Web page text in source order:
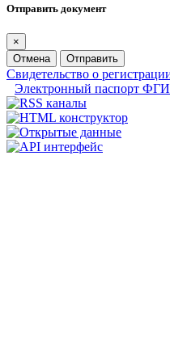
Отправить документ
×
Отмена
Отправить
Свидетельство о
Электронный паспорт